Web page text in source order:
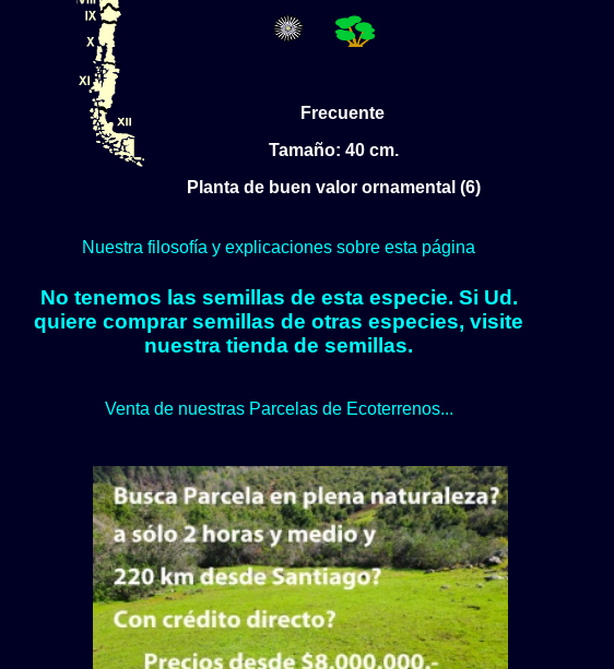
Frecuente
Tamaño: 40 cm.
Planta de buen valor ornamental (6)
Nuestra filosofía y explicaciones sobre esta página
No tenemos las semillas de esta especie. Si Ud.
quiere comprar semillas de otras especies, visite
nuestra tienda de semillas.
Venta de nuestras Parcelas de Ecoterrenos...